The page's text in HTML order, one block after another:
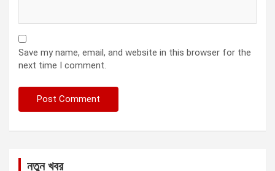
Save my name, email, and website in this browser for the
next time I comment.
নতুন খবর